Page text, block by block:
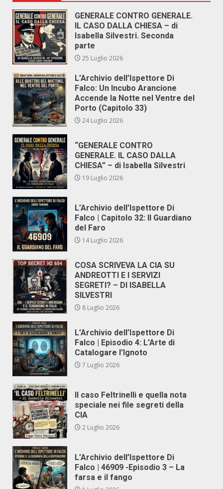
GENERALE CONTRO GENERALE.
IL CASO DALLA CHIESA – di
Isabella Silvestri. Seconda
parte
25 Luglio 2026
L’Archivio dell’Ispettore Di
Falco: Un Incubo Arancione
Accende la Notte nel Ventre del
Porto (Capitolo 33)
24 Luglio 2026
“GENERALE CONTRO
GENERALE. IL CASO DALLA
CHIESA” – di Isabella Silvestri
19 Luglio 2026
L’Archivio dell’Ispettore Di
Falco | Capitolo 32: Il Guardiano
del Faro
14 Luglio 2026
COSA SCRIVEVA LA CIA SU
ANDREOTTI E I SERVIZI
SEGRETI? – DI ISABELLA
SILVESTRI
8 Luglio 2026
L’Archivio dell’Ispettore Di
Falco | Episodio 4: L’Arte di
Catalogare l’Ignoto
7 Luglio 2026
Il caso Feltrinelli e quella nota
speciale nei file segreti della
CIA
2 Luglio 2026
L’Archivio dell’Ispettore Di
Falco | 46909 -Episodio 3 – La
farsa e il fango